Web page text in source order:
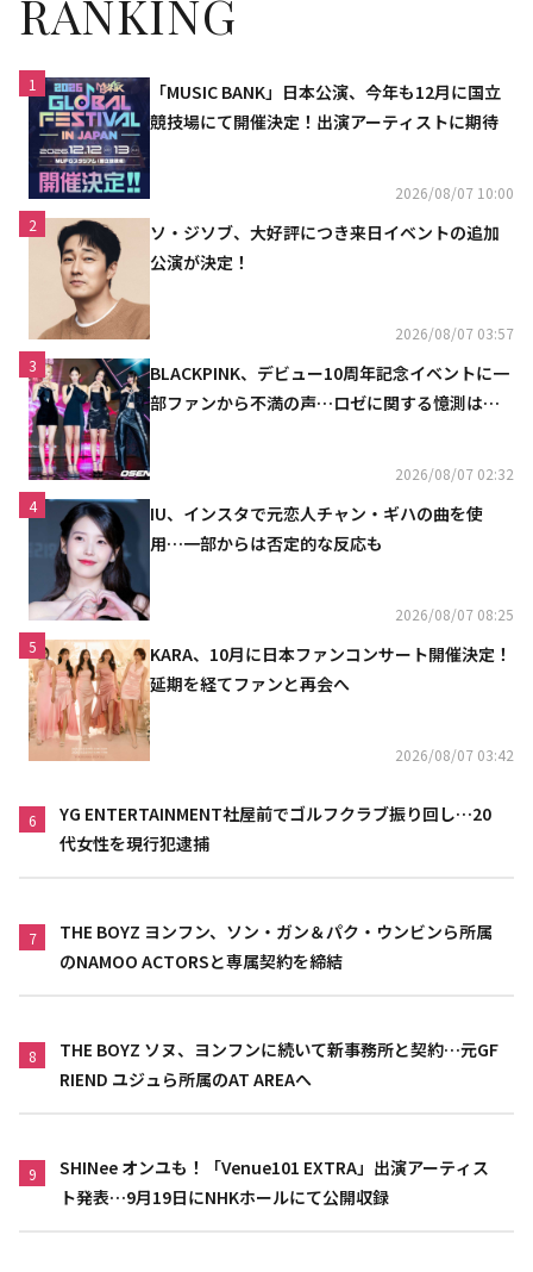
RANKING
1
「MUSIC BANK」日本公演、今年も12月に国立
競技場にて開催決定！出演アーティストに期待
2026/08/07 10:00
2
ソ・ジソブ、大好評につき来日イベントの追加
公演が決定！
2026/08/07 03:57
3
BLACKPINK、デビュー10周年記念イベントに一
部ファンから不満の声…ロゼに関する憶測は否
2026/08/07 02:32
4
IU、インスタで元恋人チャン・ギハの曲を使
用…一部からは否定的な反応も
2026/08/07 08:25
5
KARA、10月に日本ファンコンサート開催決定！
延期を経てファンと再会へ
2026/08/07 03:42
6
YG ENTERTAINMENT社屋前でゴルフクラブ振り回し…20
代女性を現行犯逮捕
7
THE BOYZ ヨンフン、ソン・ガン＆パク・ウンビンら所属
のNAMOO ACTORSと専属契約を締結
8
THE BOYZ ソヌ、ヨンフンに続いて新事務所と契約…元GF
RIEND ユジュら所属のAT AREAへ
9
SHINee オンユも！「Venue101 EXTRA」出演アーティス
ト発表…9月19日にNHKホールにて公開収録